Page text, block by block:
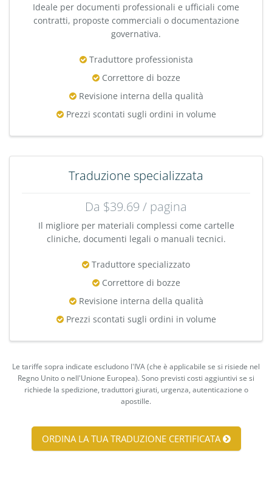
Ideale per documenti professionali e ufficiali come
contratti, proposte commerciali o documentazione
governativa.
Traduttore professionista
Correttore di bozze
Revisione interna della qualità
Prezzi scontati sugli ordini in volume
Traduzione specializzata
Da $39.69 / pagina
Il migliore per materiali complessi come cartelle
cliniche, documenti legali o manuali tecnici.
Traduttore specializzato
Correttore di bozze
Revisione interna della qualità
Prezzi scontati sugli ordini in volume
Le tariffe sopra indicate escludono l'IVA (che è applicabile se si risiede nel
Regno Unito o nell'Unione Europea). Sono previsti costi aggiuntivi se si
richiede la spedizione, traduttori giurati, urgenza, autenticazione o
apostille.
ORDINA LA TUA TRADUZIONE CERTIFICATA